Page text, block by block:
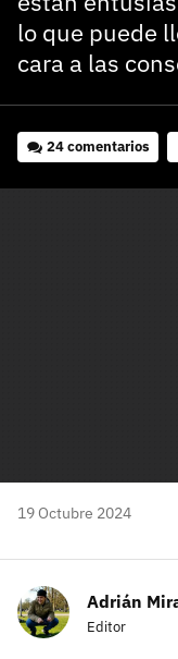
lo que puede
cara a las
24 comentarios
19 Octubre 2024
Adrián
Editor